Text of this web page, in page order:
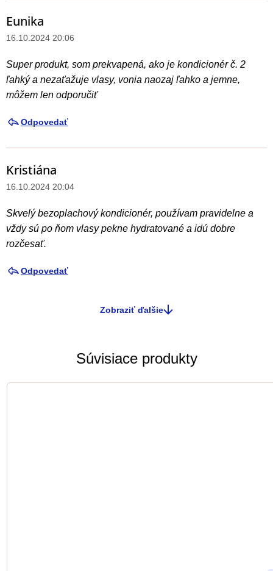
Súvisiace produkty
Eunika
16.10.2024 20:06
Super produkt, som prekvapená, ako je kondicionér č. 2
ľahký a nezaťažuje vlasy, vonia naozaj ľahko a jemne,
môžem len odporučiť
Odpovedať
Kristiána
16.10.2024 20:04
Skvelý bezoplachový kondicionér, používam pravidelne a
vždy sú po ňom vlasy pekne hydratované a idú dobre
rozčesať.
Odpovedať
O
á
Zobraziť ďalšie